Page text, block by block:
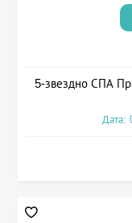
5-звездно СПА
Дата: